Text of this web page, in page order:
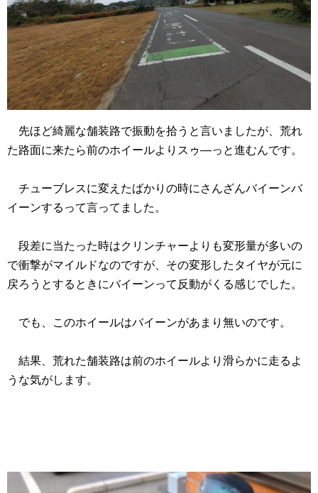
先ほど綺麗な舗装路で振動を拾うと言いましたが、荒れ
た路面に来たら前のホイールよりスゥ―っと進むんです。
チューブレスに変えたばかりの時にさんざんバイーンバ
イーンするって言ってました。
段差に当たった時はクリンチャーよりも変形量が多いの
で衝撃がマイルドなのですが、その変形したタイヤが元に
戻ろうとするときにバイーンって反動がくる感じでした。
でも、このホイールはバイーンがあまり無いのです。
結果、荒れた舗装路は前のホイールより滑らかに走るよ
うな気がします。